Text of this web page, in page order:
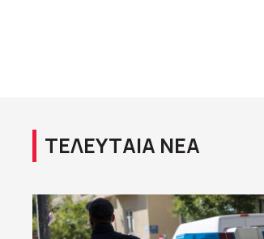
ΤΕΛΕΥΤΑΙΑ ΝΕΑ